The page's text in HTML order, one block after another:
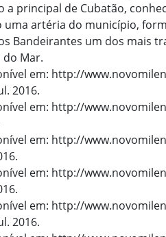
a principal de Cubatão,
uma artéria do município,
Bandeirantes um dos mais
do Mar.
em: http://
2016.
em: http://
em: http://
em: http://
em: http://
2016.